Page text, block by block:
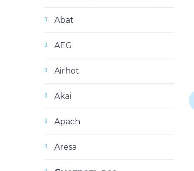
Abat
AEG
Airhot
Akai
Apach
Aresa